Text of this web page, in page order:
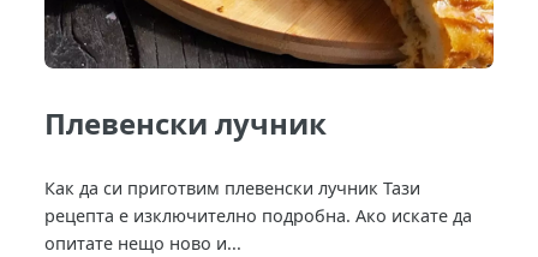
Плевенски лучник
Как да си приготвим плевенски лучник Тази
рецепта е изключително подробна. Ако искате да
опитате нещо ново и...